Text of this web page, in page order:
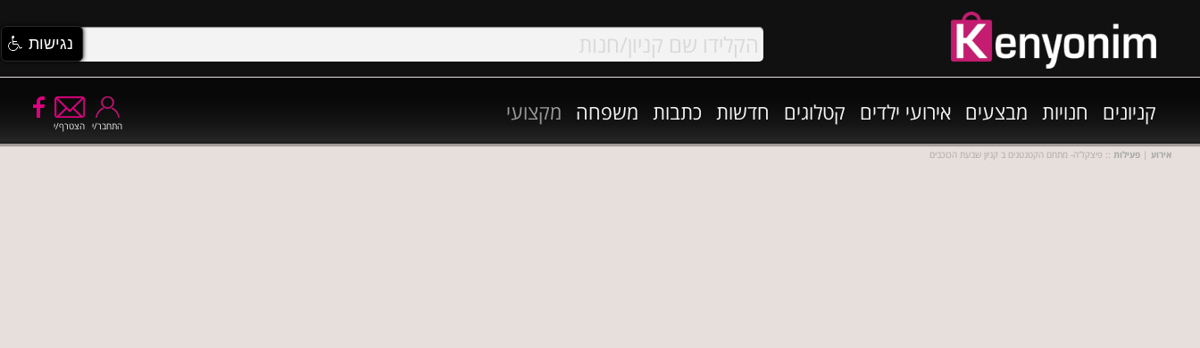
קניונים חנויות מבצעים אירועי ילדים קטלוגים חדשות כתבות משפחה מקצועי
הצטרף/י התחבר/י
אירוע | פעילות :: פיצקל'ה- מתחם הקטנטנים ב קניון שבעת הכוכבים
נגישות